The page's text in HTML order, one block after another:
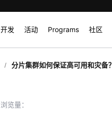
开发 活动 Programs 社区
/ 分片集群如何保证高可用和灾备？
浏览量：